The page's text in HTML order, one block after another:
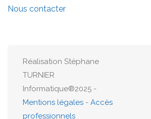
Nous contacter
Réalisation Stéphane
TURNIER
Informatique®2025 -
Mentions légales - Accès
professionnels